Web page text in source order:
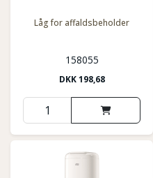
Låg for affaldsbeholder
158055
DKK198,68